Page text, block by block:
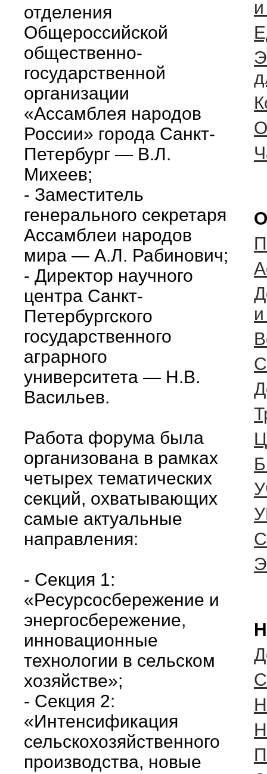
отделения
Общероссийской
общественно-
государственной
организации
«Ассамблея народов
России» города Санкт-
Петербург — В.Л.
Михеев;
- Заместитель
генерального секретаря
Ассамблеи народов
мира — А.Л. Рабинович;
- Директор научного
центра Санкт-
Петербургского
государственного
аграрного
университета — Н.В.
Васильев.
Работа форума была
организована в рамках
четырех тематических
секций, охватывающих
самые актуальные
направления:
- Секция 1:
«Ресурсосбережение и
энергосбережение,
инновационные
технологии в сельском
хозяйстве»;
- Секция 2:
«Интенсификация
сельскохозяйственного
производства, новые